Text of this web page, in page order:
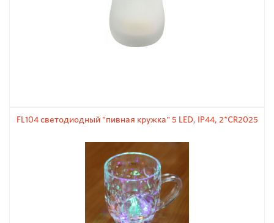
FL104 светодиодный "пивная кружка" 5 LED, IP44, 2*CR2025